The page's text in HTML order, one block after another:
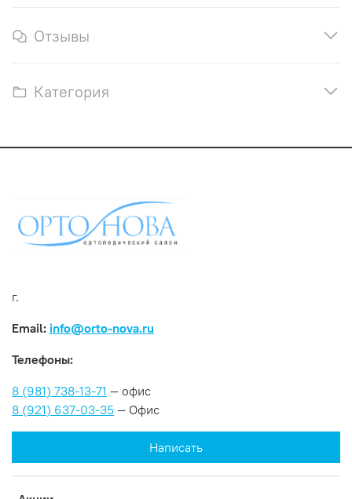
Отзывы
Категория
г.
Email: info@orto-nova.ru
Телефоны:
8 (981) 738-13-71 — офис
8 (921) 637-03-35 — Офис
Написать